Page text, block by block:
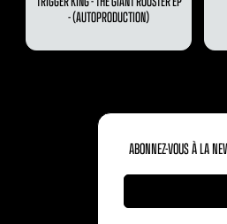
- (AUTOPRODUCTION)
ABONNEZ-VOUS À LA